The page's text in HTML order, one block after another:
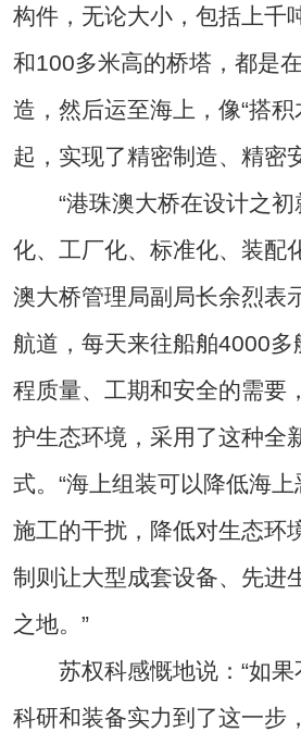
构件，无论大小，包括上千
和100多米高的桥塔，都是
造，然后运至海上，像“搭积
起，实现了精密制造、精密
“港珠澳大桥在设计之初
化、工厂化、标准化、装配
澳大桥管理局副局长余烈表
航道，每天来往船舶4000多
程质量、工期和安全的需要
护生态环境，采用了这种全
式。“海上组装可以降低海
施工的干扰，降低对生态环
制则让大型成套设备、先进
之地。”
苏权科感慨地说：“如果
科研和装备实力到了这一步